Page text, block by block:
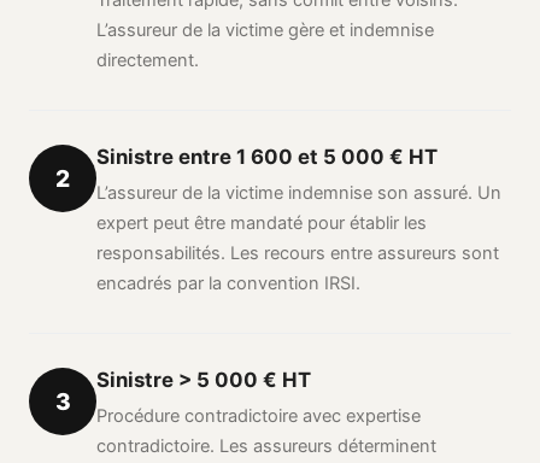
L’assureur de la victime gère et indemnise
directement.
2
Sinistre entre 1 600 et 5 000 € HT
L’assureur de la victime indemnise son assuré. Un
expert peut être mandaté pour établir les
responsabilités. Les recours entre assureurs sont
encadrés par la convention IRSI.
3
Sinistre > 5 000 € HT
Procédure contradictoire avec expertise
contradictoire. Les assureurs déterminent